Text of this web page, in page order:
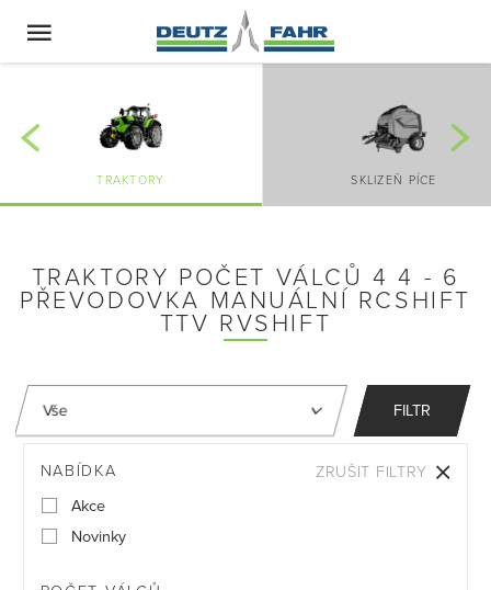
TRAKTORY SKLIZEŇ PÍCE
TRAKTORY POČET VÁLCŮ 4 4 - 6
PŘEVODOVKA MANUÁLNÍ RCSHIFT
TTV RVSHIFT
FILTR
NABÍDKA
Akce
Novinky
ZRUŠIT FILTRY